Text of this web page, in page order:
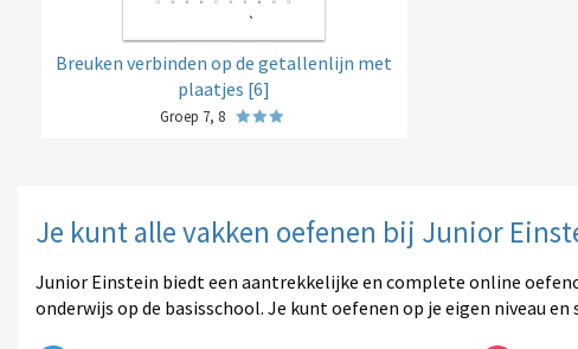
Breuken verbinden op de getallenlijn met
plaatjes [6]
Groep 7, 8
Je kunt alle vakken oefenen bij Junior
Junior Einstein biedt een aantrekkelijke en complete online
onderwijs op de basisschool. Je kunt oefenen op je eigen niveau